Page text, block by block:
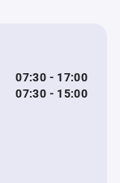
07:30 - 17:00
07:30 - 15:00